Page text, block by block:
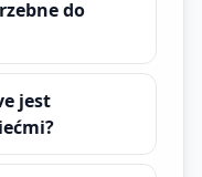
do
jest